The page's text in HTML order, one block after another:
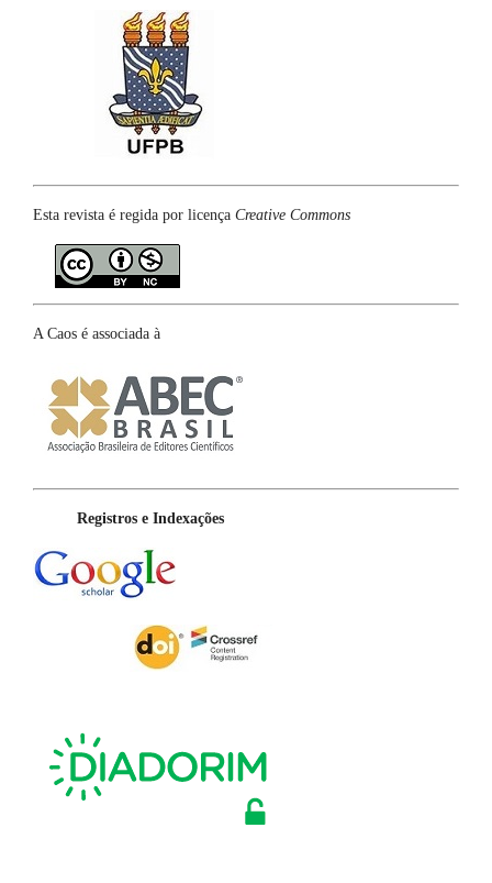
Esta revista é regida por licença Creative Commons
A Caos é associada à
Registros e Indexações